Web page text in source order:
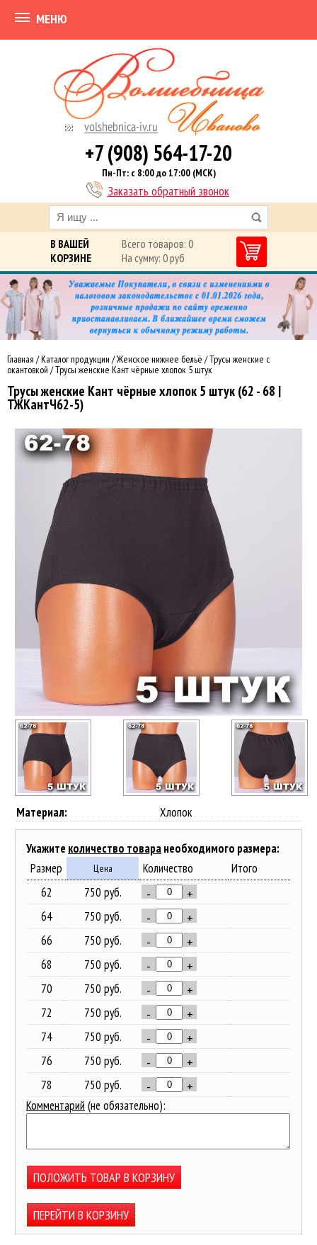
МЕНЮ
+7 (908) 564-17-20
Пн-Пт: с 8:00 до 17:00 (МСК)
Заказать обратный звонок
В ВАШЕЙ
КОРЗИНЕ
Всего товаров: 0
На сумму: 0 руб
Главная /Каталог продукции /Женское нижнее бельё /Трусы женские с
окантовкой /Трусы женские Кант чёрные хлопок 5 штук
Трусы женские Кант чёрные хлопок 5 штук (62 - 68 |
ТЖКантЧ62-5)
Материал: Хлопок
Укажите количество товаранеобходимого размера:
Размер
Цена Количество
Итого
62
750 руб. - +
64 750 руб. - +
66 750 руб. - +
68 750 руб. - +
70 750 руб. - +
72 750 руб. - +
74 750 руб. - +
76 750 руб. - +
78 750 руб. - +
Комментарий (не обязательно):
ПОЛОЖИТЬ ТОВАР В КОРЗИНУ
ПЕРЕЙТИ В КОРЗИНУ